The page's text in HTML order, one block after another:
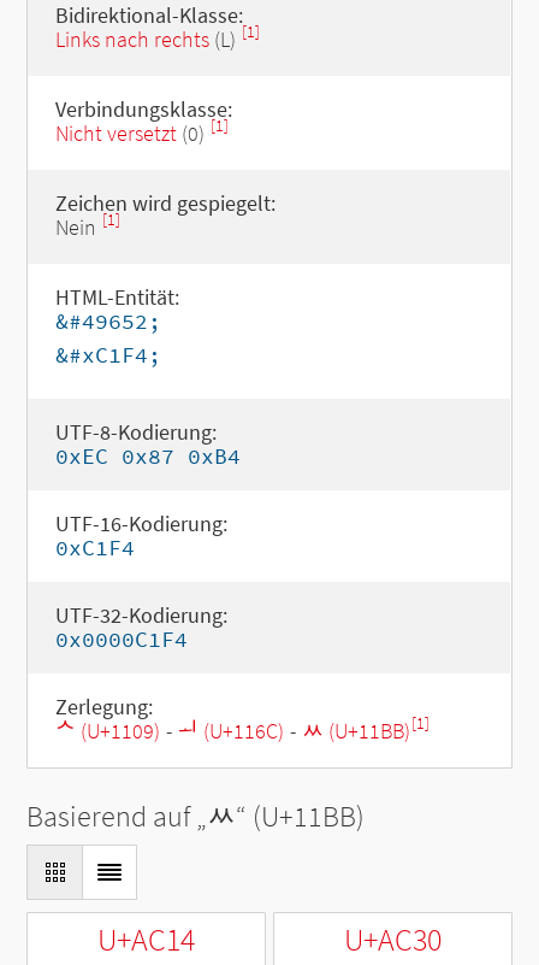
Bidirektional-Klasse:
Links nach rechts(L) [1]
Verbindungsklasse:
Nicht versetzt(0) [1]
Zeichen wird gespiegelt:
Nein [1]
HTML-Entität:
&#49652;
&#xC1F4;
UTF-8-Kodierung:
0xEC 0x87 0xB4
UTF-16-Kodierung:
0xC1F4
UTF-32-Kodierung:
0x0000C1F4
Zerlegung:
ᄉ (U+1109) - ᅬ (U+116C) - ᆻ (U+11BB)[1]
Basierend auf „ᆻ“ (U+11BB)
U+AC14 U+AC30